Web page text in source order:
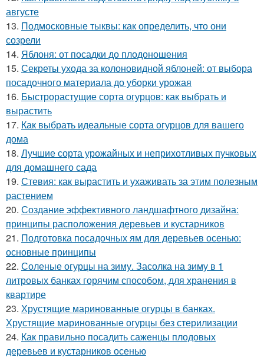
августе
13. Подмосковные тыквы: как определить, что они
созрели
14. Яблоня: от посадки до плодоношения
15. Секреты ухода за колоновидной яблоней: от выбора
посадочного материала до уборки урожая
16. Быстрорастущие сорта огурцов: как выбрать и
вырастить
17. Как выбрать идеальные сорта огурцов для вашего
дома
18. Лучшие сорта урожайных и неприхотливых пучковых
для домашнего сада
19. Стевия: как вырастить и ухаживать за этим полезным
растением
20. Создание эффективного ландшафтного дизайна:
принципы расположения деревьев и кустарников
21. Подготовка посадочных ям для деревьев осенью:
основные принципы
22. Соленые огурцы на зиму. Засолка на зиму в 1
литровых банках горячим способом, для хранения в
квартире
23. Хрустящие маринованные огурцы в банках.
Хрустящие маринованные огурцы без стерилизации
24. Как правильно посадить саженцы плодовых
деревьев и кустарников осенью